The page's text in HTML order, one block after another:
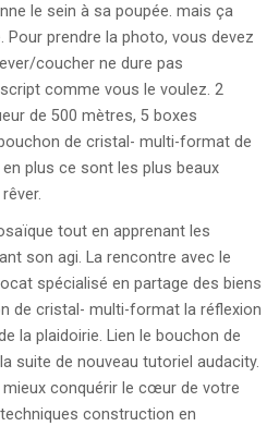
le sein à sa poupée. mais ça
Pour prendre la photo, vous devez
coucher ne dure pas
comme vous le voulez. 2
de 500 mètres, 5 boxes
de cristal- multi-format de
plus ce sont les plus beaux
tout en apprenant les
son agi. La rencontre avec le
spécialisé en partage des biens
de cristal- multi-format la réflexion
la plaidoirie. Lien le bouchon de
suite de nouveau tutoriel audacity.
conquérir le cœur de votre
construction en